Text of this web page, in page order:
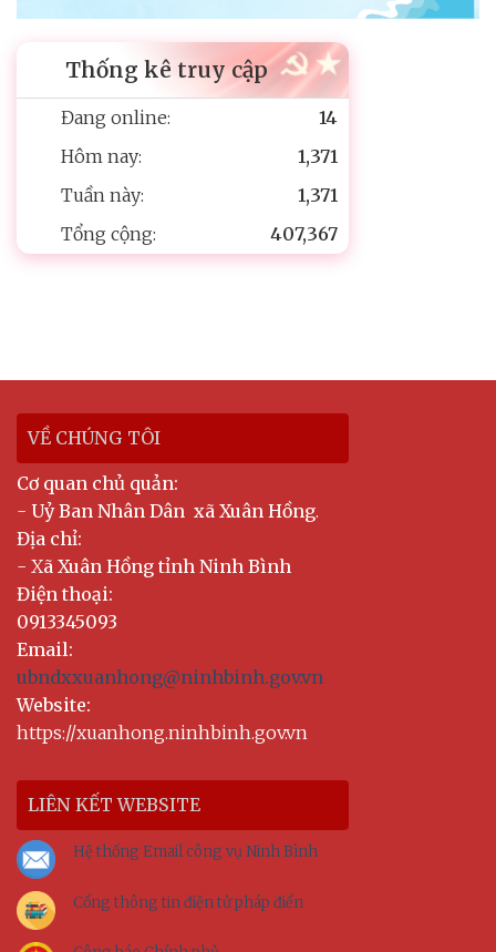
Thống kê truy cập
Đang online:
14
Hôm nay:
1,371
Tuần này:
1,371
Tổng cộng:
407,367
VỀ CHÚNG TÔI
Cơ quan chủ quản:
- Uỷ Ban Nhân Dân xã Xuân Hồng.
Địa chỉ:
- Xã Xuân Hồng tỉnh Ninh Bình
Điện thoại:
0913345093
Email:
ubndxxuanhong@ninhbinh.gov.vn
Website:
https://xuanhong.ninhbinh.gov.vn
LIÊN KẾT WEBSITE
Hệ thống Email công vụ Ninh Bình
Cổng thông tin điện tử pháp điển